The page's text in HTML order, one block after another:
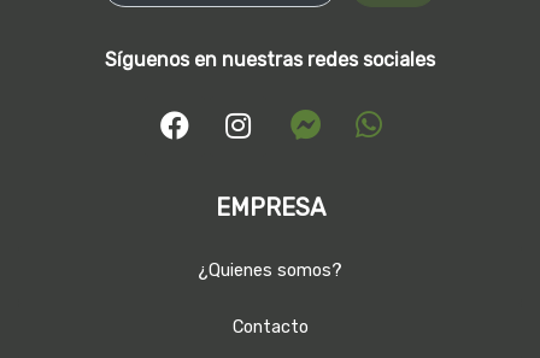
Síguenos en nuestras redes sociales
EMPRESA
¿Quienes somos?
Contacto